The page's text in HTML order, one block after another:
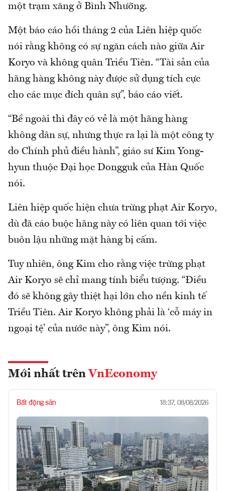
một trạm xăng ở Bình Nhưỡng.
Một báo cáo hồi tháng 2 của Liên hiệp quốc
nói rằng không có sự ngăn cách nào giữa Air
Koryo và không quân Triều Tiên. “Tài sản của
hãng hàng không này được sử dụng tích cực
cho các mục đích quân sự”, báo cáo viết.
“Bề ngoài thì đây có vẻ là một hãng hàng
không dân sự, nhưng thực ra lại là một công ty
do Chính phủ điều hành”, giáo sư Kim Yong-
hyun thuộc Đại học Dongguk của Hàn Quốc
nói.
Liên hiệp quốc hiện chưa trừng phạt Air Koryo,
dù đã cáo buộc hãng này có liên quan tới việc
buôn lậu những mặt hàng bị cấm.
Tuy nhiên, ông Kim cho rằng việc trừng phạt
Air Koryo sẽ chỉ mang tính biểu tượng. “Điều
đó sẽ không gây thiệt hại lớn cho nền kinh tế
Triều Tiên. Air Koryo không phải là ‘cỗ máy in
ngoại tệ’ của nước này”, ông Kim nói.
Mới nhất trên VnEconomy
Bất động sản 18:37, 08/08/2026